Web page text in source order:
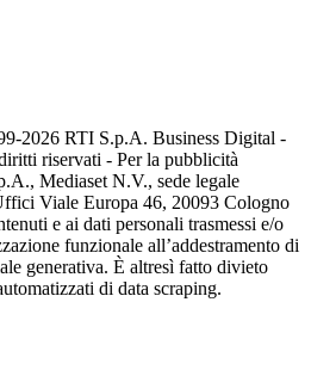
2026 RTI S.p.A. Business Digital -
riservati - Per la pubblicità
Mediaset N.V., sede legale
Viale Europa 46, 20093 Cologno
e ai dati personali trasmessi e/o
funzionale all’addestramento di
generativa. È altresì fatto divieto
di data scraping.